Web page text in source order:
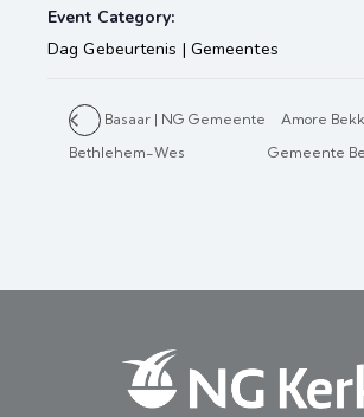
Event Category:
Dag Gebeurtenis | Gemeentes
Basaar | NG Gemeente
Bethlehem-Wes
Amore
Gemeente